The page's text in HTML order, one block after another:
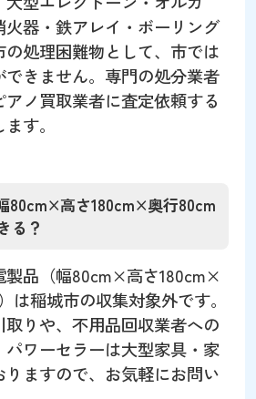
火器・鉄アレイ・ボーリング
の処理困難物として、市では
きません。専門の処分業者
ノ買取業者に査定依頼する
す。
80cm×高さ180cm×奥行80cm
る？
製品（幅80cm×高さ180cm×
は稲城市の収集対象外です。
りや、不用品回収業者への
ワーセラーは大型家具・家
ますので、お気軽にお問い